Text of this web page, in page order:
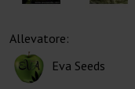
Allevatore:
Eva Seeds